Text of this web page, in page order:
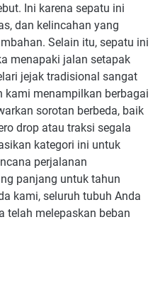
Ini karena sepatu ini
dan kelincahan yang
Selain itu, sepatu ini
menapaki jalan setapak
jejak tradisional sangat
kami menampilkan berbagai
sorotan berbeda, baik
drop atau traksi segala
kategori ini untuk
perjalanan
panjang untuk tahun
kami, seluruh tubuh Anda
telah melepaskan beban